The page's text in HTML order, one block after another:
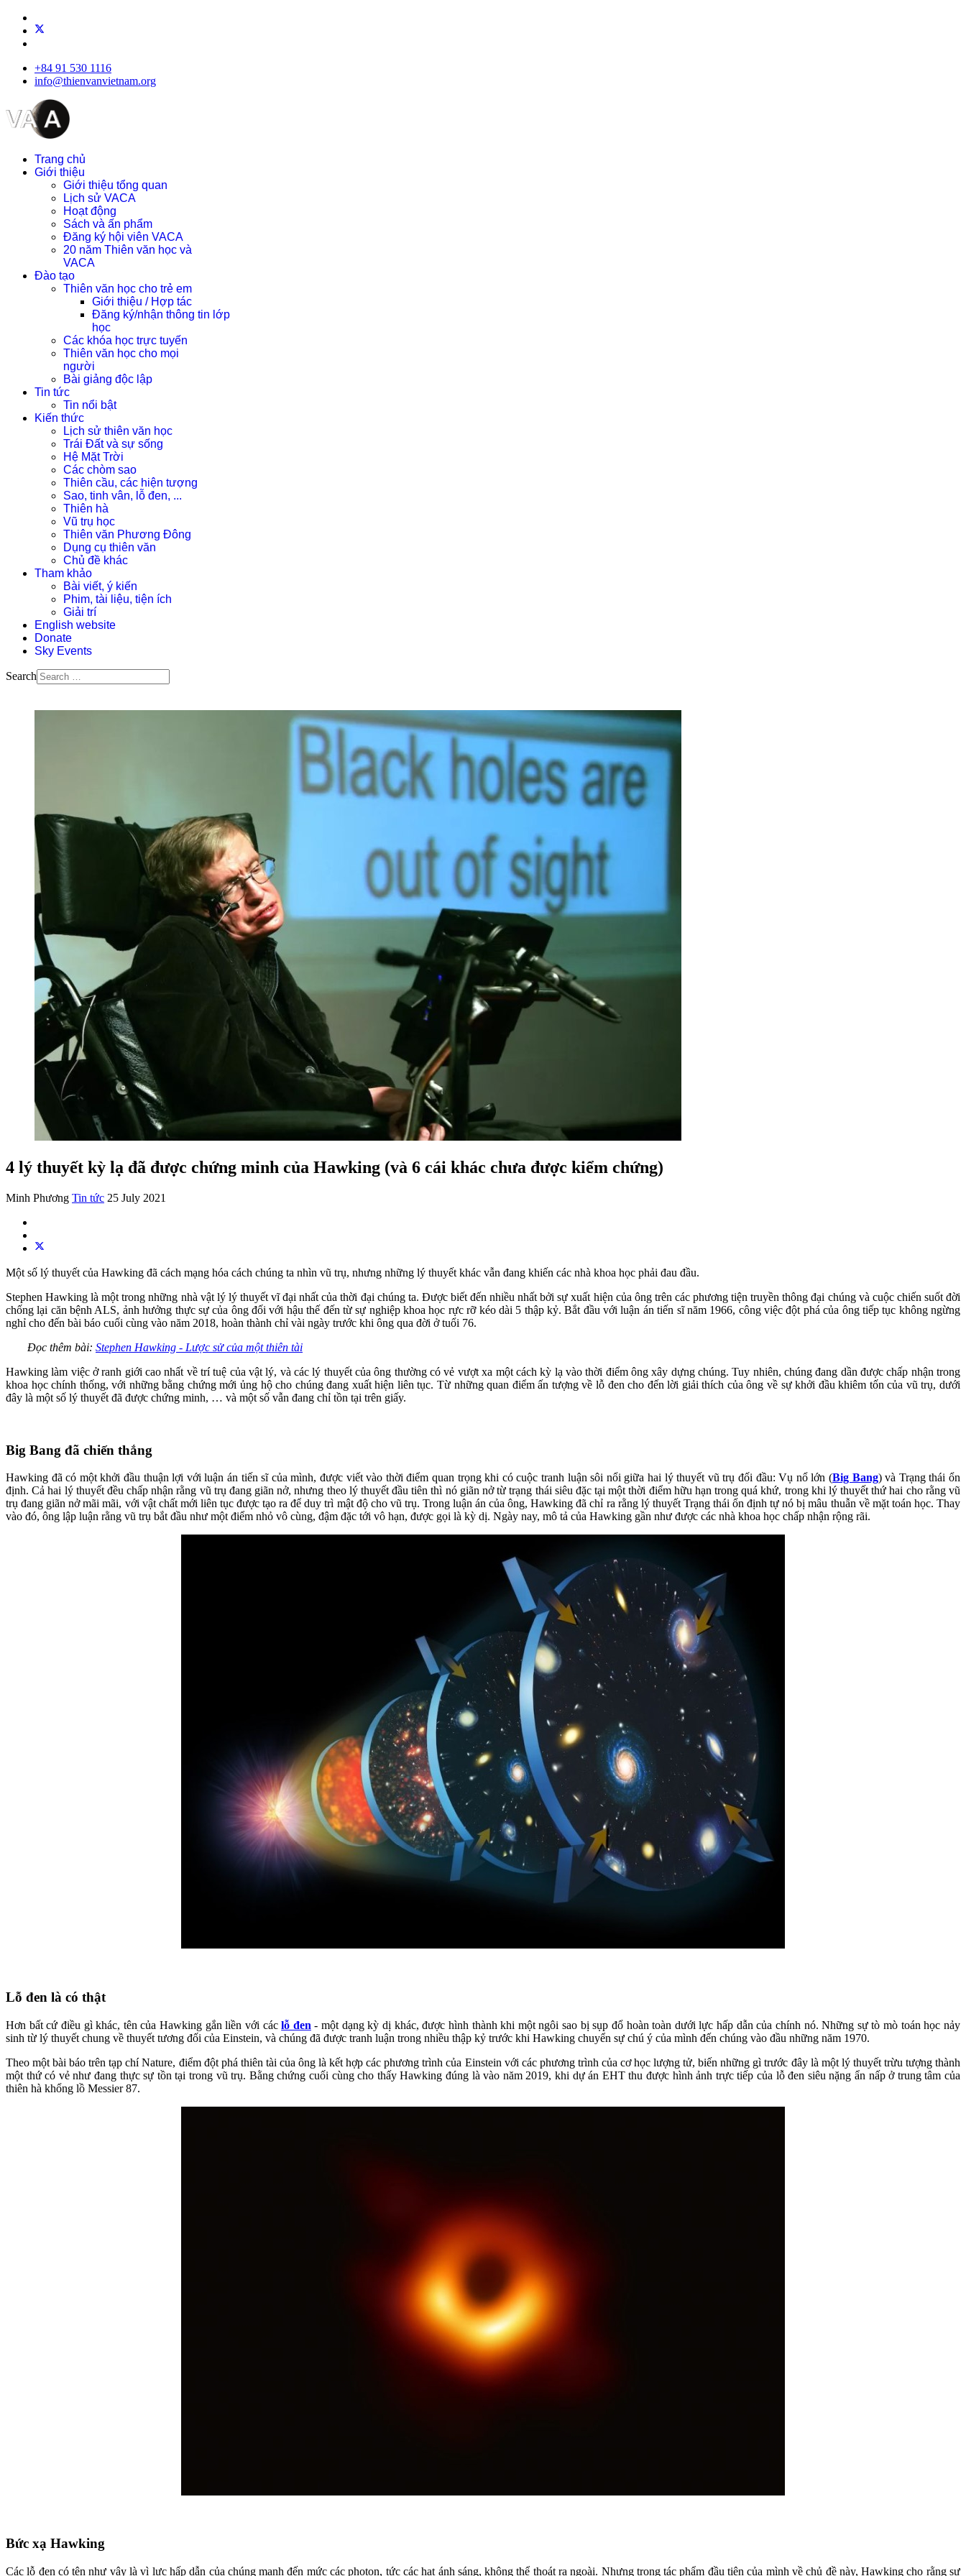
+84 91 530 1116
info@thienvanvietnam.org
Trang chủ
Giới thiệu
Giới thiệu tổng quan
Lịch sử VACA
Hoạt động
Sách và ấn phẩm
Đăng ký hội viên VACA
20 năm Thiên văn học và
VACA
Đào tạo
Thiên văn học cho trẻ em
Giới thiệu / Hợp tác
Đăng ký/nhận thông tin lớp
học
Các khóa học trực tuyến
Thiên văn học cho mọi
người
Bài giảng độc lập
Tin tức
Tin nổi bật
Kiến thức
Lịch sử thiên văn học
Trái Đất và sự sống
Hệ Mặt Trời
Các chòm sao
Thiên cầu, các hiện tượng
Sao, tinh vân, lỗ đen, ...
Thiên hà
Vũ trụ học
Thiên văn Phương Đông
Dụng cụ thiên văn
Chủ đề khác
Tham khảo
Bài viết, ý kiến
Phim, tài liệu, tiện ích
Giải trí
English website
Donate
Sky Events
Search
4 lý thuyết kỳ lạ đã được chứng minh của Hawking (và 6 cái khác chưa được kiểm chứng)
Minh Phương Tin tức 25 July 2021
Một số lý thuyết của Hawking đã cách mạng hóa cách chúng ta nhìn vũ trụ, nhưng những lý thuyết khác vẫn đang khiến các nhà khoa học phải đau đầu.
Stephen Hawking là một trong những nhà vật lý lý thuyết vĩ đại nhất của thời đại chúng ta. Được biết đến nhiều nhất bởi sự xuất hiện của ông trên các phương tiện truyền thông đại chúng và cuộc chiến suốt đời
chống lại căn bệnh ALS, ảnh hưởng thực sự của ông đối với hậu thế đến từ sự nghiệp khoa học rực rỡ kéo dài 5 thập kỷ. Bắt đầu với luận án tiến sĩ năm 1966, công việc đột phá của ông tiếp tục không ngừng
nghỉ cho đến bài báo cuối cùng vào năm 2018, hoàn thành chỉ vài ngày trước khi ông qua đời ở tuổi 76.
Đọc thêm bài: Stephen Hawking - Lược sử của một thiên tài
Hawking làm việc ở ranh giới cao nhất về trí tuệ của vật lý, và các lý thuyết của ông thường có vẻ vượt xa một cách kỳ lạ vào thời điểm ông xây dựng chúng. Tuy nhiên, chúng đang dần được chấp nhận trong
khoa học chính thống, với những bằng chứng mới ủng hộ cho chúng đang xuất hiện liên tục. Từ những quan điểm ấn tượng về lỗ đen cho đến lời giải thích của ông về sự khởi đầu khiêm tốn của vũ trụ, dưới
đây là một số lý thuyết đã được chứng minh, … và một số vẫn đang chỉ tồn tại trên giấy.
Big Bang đã chiến thắng
Hawking đã có một khởi đầu thuận lợi với luận án tiến sĩ của mình, được viết vào thời điểm quan trọng khi có cuộc tranh luận sôi nổi giữa hai lý thuyết vũ trụ đối đầu: Vụ nổ lớn (Big Bang) và Trạng thái ổn
định. Cả hai lý thuyết đều chấp nhận rằng vũ trụ đang giãn nở, nhưng theo lý thuyết đầu tiên thì nó giãn nở từ trạng thái siêu đặc tại một thời điểm hữu hạn trong quá khứ, trong khi lý thuyết thứ hai cho rằng vũ
trụ đang giãn nở mãi mãi, với vật chất mới liên tục được tạo ra để duy trì mật độ cho vũ trụ. Trong luận án của ông, Hawking đã chỉ ra rằng lý thuyết Trạng thái ổn định tự nó bị mâu thuẫn về mặt toán học. Thay
vào đó, ông lập luận rằng vũ trụ bắt đầu như một điểm nhỏ vô cùng, đậm đặc tới vô hạn, được gọi là kỳ dị. Ngày nay, mô tả của Hawking gần như được các nhà khoa học chấp nhận rộng rãi.
Lỗ đen là có thật
Hơn bất cứ điều gì khác, tên của Hawking gắn liền với cáclỗ đen - một dạng kỳ dị khác, được hình thành khi một ngôi sao bị sụp đổ hoàn toàn dưới lực hấp dẫn của chính nó. Những sự tò mò toán học nảy
sinh từ lý thuyết chung về thuyết tương đối của Einstein, và chúng đã được tranh luận trong nhiều thập kỷ trước khi Hawking chuyển sự chú ý của mình đến chúng vào đầu những năm 1970.
Theo một bài báo trên tạp chí Nature, điểm đột phá thiên tài của ông là kết hợp các phương trình của Einstein với các phương trình của cơ học lượng tử, biến những gì trước đây là một lý thuyết trừu tượng thành
một thứ có vẻ như đang thực sự tồn tại trong vũ trụ. Bằng chứng cuối cùng cho thấy Hawking đúng là vào năm 2019, khi dự án EHT thu được hình ảnh trực tiếp của lỗ đen siêu nặng ẩn nấp ở trung tâm của
thiên hà khổng lồ Messier 87.
Bức xạ Hawking
Các lỗ đen có tên như vậy là vì lực hấp dẫn của chúng mạnh đến mức các photon, tức các hạt ánh sáng, không thể thoát ra ngoài. Nhưng trong tác phẩm đầu tiên của mình về chủ đề này, Hawking cho rằng sự